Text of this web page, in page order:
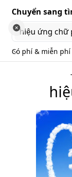
Chuyển sang
Có phí & miễn phí